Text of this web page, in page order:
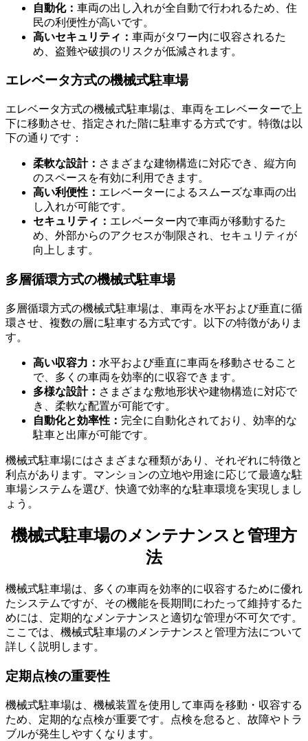
二段方式・多段方式の機械式駐車場
垂直循環方式の機械式駐車場
自動化： 車両の出し入れが全自動で行われるため、住
民の利便性が高いです。
高いセキュリティ： 車両がタワー内に収容されるた
め、盗難や破損のリスクが低減されます。
エレベータ方式の機械式駐車場
エレベータ方式の機械式駐車場は、車両をエレベーターで上
下に移動させ、指定された階に駐車する方式です。特徴は以
下の通りです：
柔軟な設計： さまざまな建物構造に対応でき、縦方向
のスペースを有効に利用できます。
高い利便性： エレベーターによるスムーズな車両の出
し入れが可能です。
セキュリティ： エレベーター内で車両が移動するた
め、外部からのアクセスが制限され、セキュリティが
向上します。
多層循環方式の機械式駐車場
多層循環方式の機械式駐車場は、車両を水平および垂直に循
環させ、複数の層に駐車する方式です。以下の特徴がありま
す。
高い収容力： 水平および垂直に車両を移動させること
で、多くの車両を効率的に収容できます。
多様な設計： さまざまな敷地形状や建物構造に対応で
き、柔軟な配置が可能です。
自動化と効率性： 完全に自動化されており、効率的な
駐車と出庫が可能です。
機械式駐車場にはさまざまな種類があり、それぞれに特徴と
利点があります。マンションの立地や用途に応じて最適な駐
車場システムを選び、快適で効率的な駐車環境を実現しまし
ょう。
機械式駐車場のメンテナンスと管理方
法
機械式駐車場は、多くの車両を効率的に収容するために優れ
たシステムですが、その機能を長期間にわたって維持するた
めには、定期的なメンテナンスと適切な管理が不可欠です。
ここでは、機械式駐車場のメンテナンスと管理方法について
詳しく説明します。
定期点検の重要性
機械式駐車場は、機械装置を使用して車両を移動・収容する
ため、定期的な点検が重要です。点検を怠ると、故障やトラ
ブルが発生しやすくなります。